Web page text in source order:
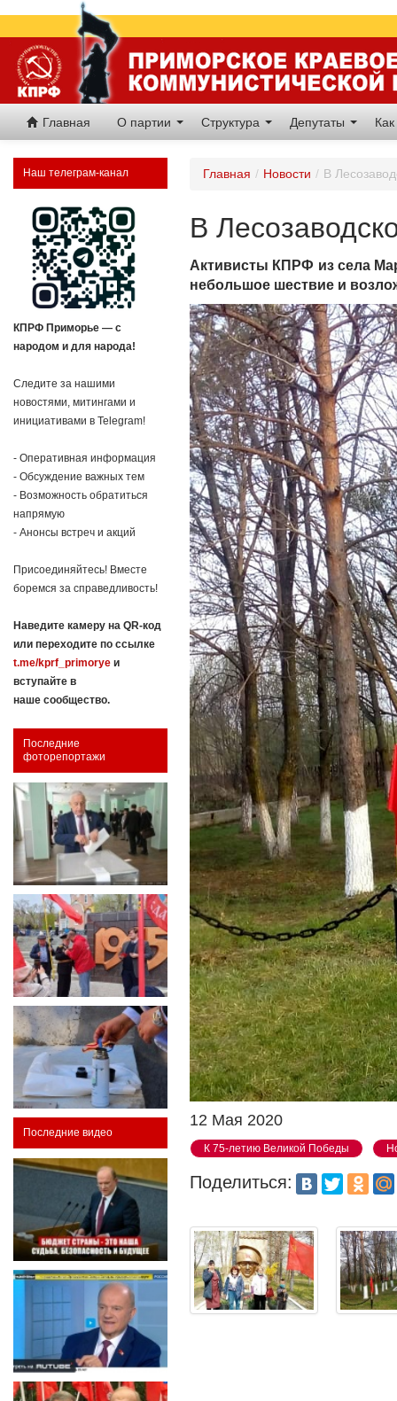
Главная О партии Структура Депутаты
Наш телеграм-канал
КПРФ Приморье — с
народом и для народа!
Следите за нашими
новостями, митингами и
инициативами в Telegram!
- Оперативная информация
- Обсуждение важных тем
- Возможность обратиться
напрямую
- Анонсы встреч и акций
Присоединяйтесь! Вместе
боремся за справедливость!
Наведите камеру на QR-код
или переходите по ссылке
t.me/kprf_primorye и
вступайте в
наше сообщество.
Последние
фоторепортажи
Последние видео
Главная / Новости / В
В
Активисты КПРФ из села
небольшое шествие и
12 Мая 2020
К 75-летию Великой Победы
Поделиться: